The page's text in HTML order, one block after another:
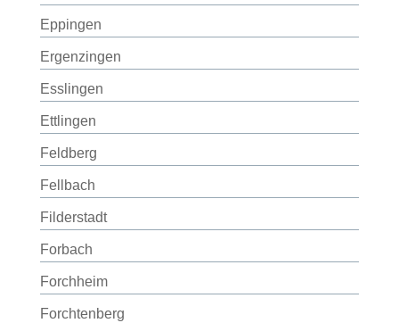
Eppingen
Ergenzingen
Esslingen
Ettlingen
Feldberg
Fellbach
Filderstadt
Forbach
Forchheim
Forchtenberg